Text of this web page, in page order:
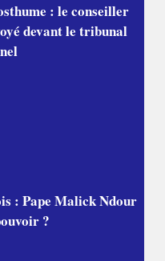
: le conseiller
devant le tribunal
: Pape Malick Ndour
?